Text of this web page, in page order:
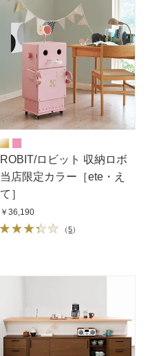
ROBIT/ロビット 収納ロボ
当店限定カラー［ete・え
て］
￥36,190
（5）